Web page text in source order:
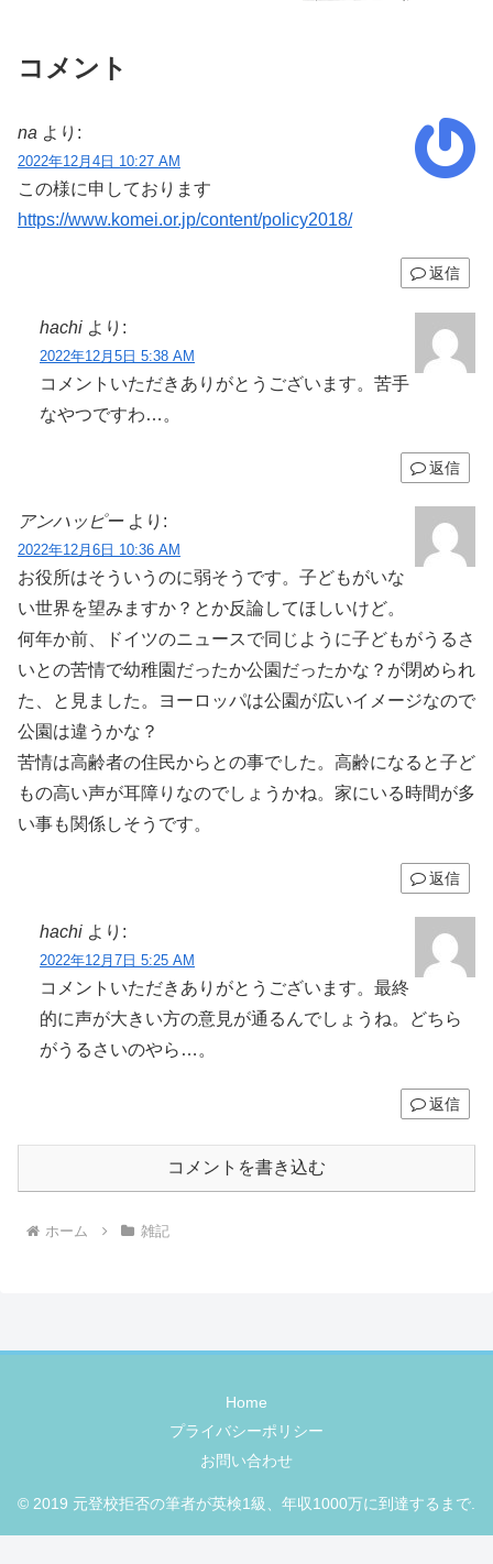
コメント
na より:
2022年12月4日 10:27 AM
この様に申しております
https://www.komei.or.jp/content/policy2018/
返信
hachi より:
2022年12月5日 5:38 AM
コメントいただきありがとうございます。苦手
なやつですわ…。
返信
アンハッピー より:
2022年12月6日 10:36 AM
お役所はそういうのに弱そうです。子どもがいな
い世界を望みますか？とか反論してほしいけど。
何年か前、ドイツのニュースで同じように子どもがうるさ
いとの苦情で幼稚園だったか公園だったかな？が閉められ
た、と見ました。ヨーロッパは公園が広いイメージなので
公園は違うかな？
苦情は高齢者の住民からとの事でした。高齢になると子ど
もの高い声が耳障りなのでしょうかね。家にいる時間が多
い事も関係しそうです。
返信
hachi より:
2022年12月7日 5:25 AM
コメントいただきありがとうございます。最終
的に声が大きい方の意見が通るんでしょうね。どちら
がうるさいのやら…。
返信
コメントを書き込む
ホーム 雑記
Home
プライバシーポリシー
お問い合わせ
© 2019 元登校拒否の筆者が英検1級、年収1000万に到達するまで.